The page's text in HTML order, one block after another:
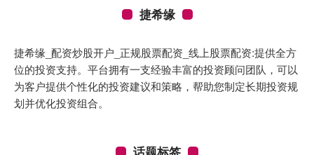
捷希缘
捷希缘_配资炒股开户_正规股票配资_线上股票配资:提供全方
位的投资支持。平台拥有一支经验丰富的投资顾问团队，可以
为客户提供个性化的投资建议和策略，帮助您制定长期投资规
划并优化投资组合。